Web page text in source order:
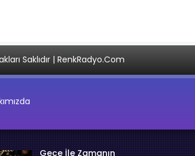
Saklıdır | RenkRadyo.Com
Gece İle Zamanın